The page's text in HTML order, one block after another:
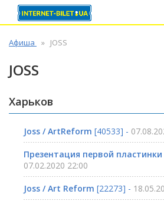
Афиша JOSS
JOSS
Харьков
Joss / ArtReform [40533] -
Презентация первой пластинки
07.02.2020 22:00
Joss / Art Reform [22273] -